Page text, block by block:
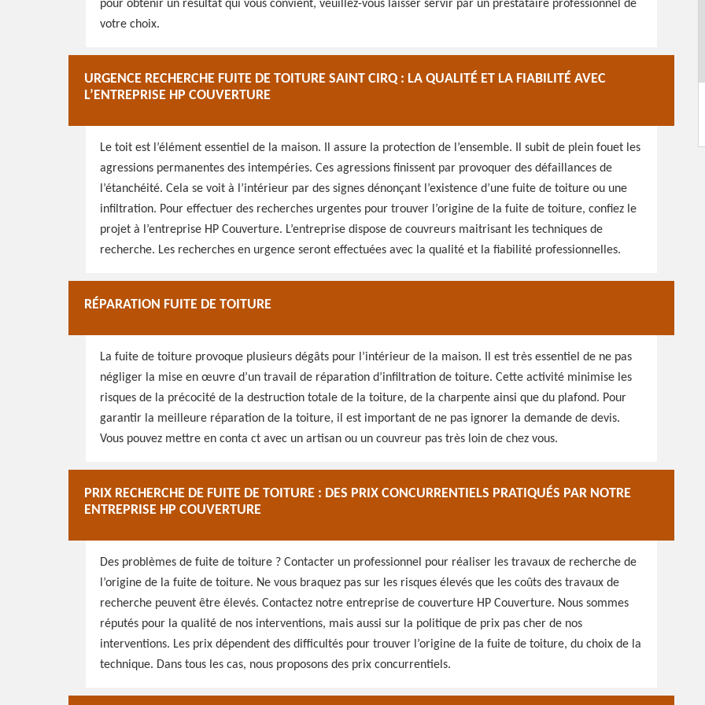
pour obtenir un résultat qui vous convient, veuillez-vous laisser servir par un prestataire professionnel de
votre choix.
URGENCE RECHERCHE FUITE DE TOITURE SAINT CIRQ : LA QUALITÉ ET LA FIABILITÉ AVEC
L’ENTREPRISE HP COUVERTURE
Le toit est l’élément essentiel de la maison. Il assure la protection de l’ensemble. Il subit de plein fouet les
agressions permanentes des intempéries. Ces agressions finissent par provoquer des défaillances de
l’étanchéité. Cela se voit à l’intérieur par des signes dénonçant l’existence d’une fuite de toiture ou une
infiltration. Pour effectuer des recherches urgentes pour trouver l’origine de la fuite de toiture, confiez le
projet à l’entreprise HP Couverture. L’entreprise dispose de couvreurs maitrisant les techniques de
recherche. Les recherches en urgence seront effectuées avec la qualité et la fiabilité professionnelles.
RÉPARATION FUITE DE TOITURE
La fuite de toiture provoque plusieurs dégâts pour l’intérieur de la maison. Il est très essentiel de ne pas
négliger la mise en œuvre d’un travail de réparation d’infiltration de toiture. Cette activité minimise les
risques de la précocité de la destruction totale de la toiture, de la charpente ainsi que du plafond. Pour
garantir la meilleure réparation de la toiture, il est important de ne pas ignorer la demande de devis.
Vous pouvez mettre en conta ct avec un artisan ou un couvreur pas très loin de chez vous.
PRIX RECHERCHE DE FUITE DE TOITURE : DES PRIX CONCURRENTIELS PRATIQUÉS PAR NOTRE
ENTREPRISE HP COUVERTURE
Des problèmes de fuite de toiture ? Contacter un professionnel pour réaliser les travaux de recherche de
l’origine de la fuite de toiture. Ne vous braquez pas sur les risques élevés que les coûts des travaux de
recherche peuvent être élevés. Contactez notre entreprise de couverture HP Couverture. Nous sommes
réputés pour la qualité de nos interventions, mais aussi sur la politique de prix pas cher de nos
interventions. Les prix dépendent des difficultés pour trouver l’origine de la fuite de toiture, du choix de la
technique. Dans tous les cas, nous proposons des prix concurrentiels.